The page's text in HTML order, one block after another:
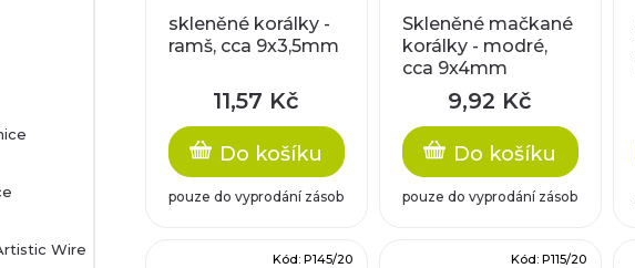
Wire
skleněné korálky -
ramš, cca 9x3,5mm
11,57 Kč
Do košíku
pouze do vyprodání zásob
Skleněné mačkané
korálky - modré,
cca 9x4mm
9,92 Kč
Do košíku
pouze do vyprodání zásob
Kód: P145/20 Kód: P115/20